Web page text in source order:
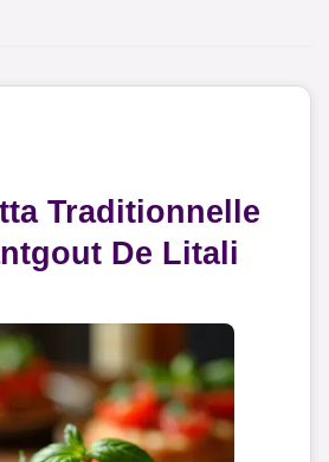
Traditionnelle
De Litali